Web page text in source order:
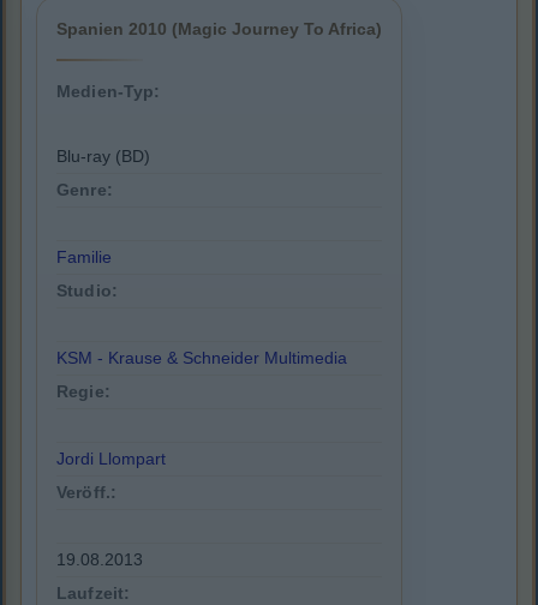
Spanien 2010 (Magic Journey To Africa)
Medien-Typ:
Blu-ray (BD)
Genre:
Familie
Studio:
KSM - Krause & Schneider Multimedia
Regie:
Jordi Llompart
Veröff.:
19.08.2013
Laufzeit: